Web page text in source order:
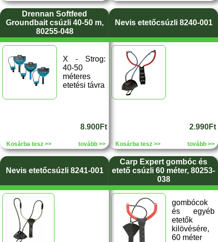
Drennan Softfeed
Groundbait csúzli 40-50 m,
80255-048
X - Strog:
40-50
méteres
etetési távra
8.900Ft
Kosárba tesz >> tovább >>
Nevis etetőcsúzli 8240-001
2.990Ft
Kosárba tesz >> tovább >>
Nevis etetőcsúzli 8241-001
Carp Expert gombóc és
etető csúzli 60 méter, 80253-
038
gombócok
és egyéb
etetők
kilövésére,
60 méter